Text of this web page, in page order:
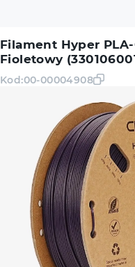
Filament Hyper PLA-
Fioletowy
Kod:00-00004908